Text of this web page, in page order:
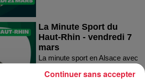
La Minute Sport du
Haut-Rhin - vendredi 7
mars
La minute sport en Alsace avec
Continuer sans accepter